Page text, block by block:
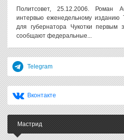
Политсовет, 25.12.2006. Роман
интервью еженедельному изданию
для губернатора Чукотки первым
сообщают федеральные...
Telegram
Вконтакте
Мастрид